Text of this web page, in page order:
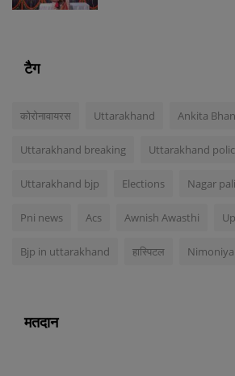
टैग
कोरोनावायरस Uttarakhand Ankita
Uttarakhand breaking Uttarakhand
Uttarakhand bjp Elections Nagar
Pni news Acs Awnish Awasthi Up
Bjp in uttarakhand हास्पिटल Nimoniya
मतदान